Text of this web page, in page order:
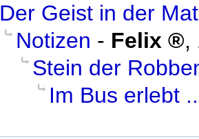
Der Geist in der
Notizen - Felix ,
Stein der
Im Bus erlebt